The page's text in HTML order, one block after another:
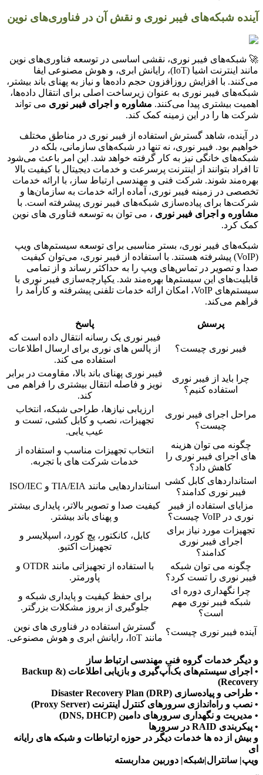
آینده شبکه‌های فیبر نوری و نقش آن در فناوری‌های نوین
🚀 شبکه‌های فیبر نوری، نقشی اساسی در توسعه فناوری‌های نوین
مانند اینترنت اشیا (IoT)، رایانش ابری، و هوش مصنوعی ایفا
می‌کنند. با افزایش روزافزون حجم داده‌ها و نیاز به پهنای باند بیشتر،
شبکه‌های فیبر نوری به عنوان زیرساخت اصلی برای انتقال داده‌ها،
اهمیت بیشتری پیدا می‌کنند. مشاوره و اجرای فیبر نوری می تواند
شرکت ها را در این زمینه کمک کند.
در آینده، شاهد گسترش استفاده از فیبر نوری در مناطق مختلف
خواهیم بود. فیبر نوری، نه تنها در شبکه‌های سازمانی، بلکه در
شبکه‌های خانگی نیز به کار گرفته خواهد شد. این امر باعث می‌شود
تا افراد بتوانند از اینترنت پرسرعت و خدمات دیجیتال با کیفیت بالا
بهره‌مند شوند. شرکت فنی و مهندسی ارتباط ساز، با ارائه خدمات
تخصصی در زمینه فیبر نوری، آماده ارائه خدمات به سازمان‌ها و
شرکت‌ها برای پیاده‌سازی شبکه‌های فیبر نوری پیشرفته است. با
مشاوره و اجرای فیبر نوری ، می توان به توسعه فناوری های نوین
کمک کرد.
شبکه‌های فیبر نوری، بستر مناسبی برای توسعه سیستم‌های ویپ
(VoIP) پیشرفته هستند. با استفاده از فیبر نوری، می‌توان کیفیت
صدا و تصویر در تماس‌های ویپ را به حداکثر رساند و از تمامی
قابلیت‌های این سیستم‌ها بهره‌مند شد. یکپارچه‌سازی فیبر نوری با
سیستم‌های VoIP، امکان ارائه خدمات تلفنی پیشرفته و کارآمد را
فراهم می‌کند.
پرسش پاسخ
فیبر نوری چیست؟
فیبر نوری یک رسانه انتقال داده است که
از پالس های نوری برای ارسال اطلاعات
استفاده می کند.
چرا باید از فیبر نوری
استفاده کنیم؟
فیبر نوری پهنای باند بالا، مقاومت در برابر
نویز و فاصله انتقال بیشتری را فراهم می
کند.
مراحل اجرای فیبر نوری
چیست؟
ارزیابی نیازها، طراحی شبکه، انتخاب
تجهیزات، نصب و کابل کشی، تست و
عیب یابی.
چگونه می توان هزینه
های اجرای فیبر نوری را
کاهش داد؟
انتخاب تجهیزات مناسب و استفاده از
خدمات شرکت های با تجربه.
استانداردهای کابل کشی
فیبر نوری کدامند؟
استانداردهایی مانند TIA/EIA و ISO/IEC
مزایای استفاده از فیبر
نوری در VoIP چیست؟
کیفیت صدا و تصویر بالاتر، پایداری بیشتر
و پهنای باند بیشتر.
تجهیزات مورد نیاز برای
اجرای فیبر نوری
کدامند؟
کابل، کانکتور، پچ کورد، اسپلایسر و
تجهیزات اکتیو.
چگونه می توان شبکه
فیبر نوری را تست کرد؟
با استفاده از تجهیزاتی مانند OTDR و
پاورمتر.
چرا نگهداری دوره ای
شبکه فیبر نوری مهم
است؟
برای حفظ کیفیت و پایداری شبکه و
جلوگیری از بروز مشکلات بزرگتر.
آینده فیبر نوری چیست؟
گسترش استفاده در فناوری های نوین
مانند IoT، رایانش ابری و هوش مصنوعی.
و دیگر خدمات گروه فنی مهندسی ارتباط ساز
• اجرای سیستم‌های بک‌آپ‌گیری و بازیابی اطلاعات (Backup &
Recovery)
• طراحی و پیاده‌سازی Disaster Recovery Plan (DRP)
• نصب و راه‌اندازی سرورهای کنترل اینترنت (Proxy Server)
• مدیریت و نگهداری سرورهای دامین (DNS, DHCP)
• پیکربندی RAID در سرورها
و بیش از ده ها خدمات دیگر در حوزه ارتباطات و شبکه های رایانه
ای
ویپ| سانترال|شبکه| دوربین مداربسته